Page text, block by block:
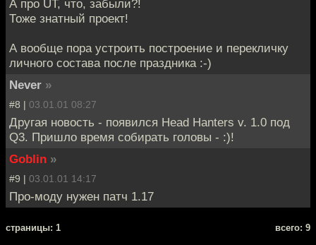
А про UT, что, забыли?!
Тоже знатный проект!
А вообще пора устроить построение и перекличку
личного состава после праздника :-)
Never »
#8 | 03.01.01 08:27
Другая новость - появился Head Hanters v. 1.0 под
Q3. Пришло время собирать головы - :)!
Goblin »
#9 | 03.01.01 14:17
Про-моду нужен патч 1.17
cтраницы: 1 всего: 9